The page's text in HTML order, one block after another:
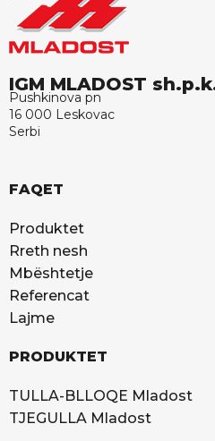
IGM MLADOST
Pushkinova pn
16 000 Leskovac
Serbi
FAQET
Produktet
Rreth nesh
Mbështetje
Referencat
Lajme
PRODUKTET
TULLA-BLLOQE Mladost
TJEGULLA Mladost